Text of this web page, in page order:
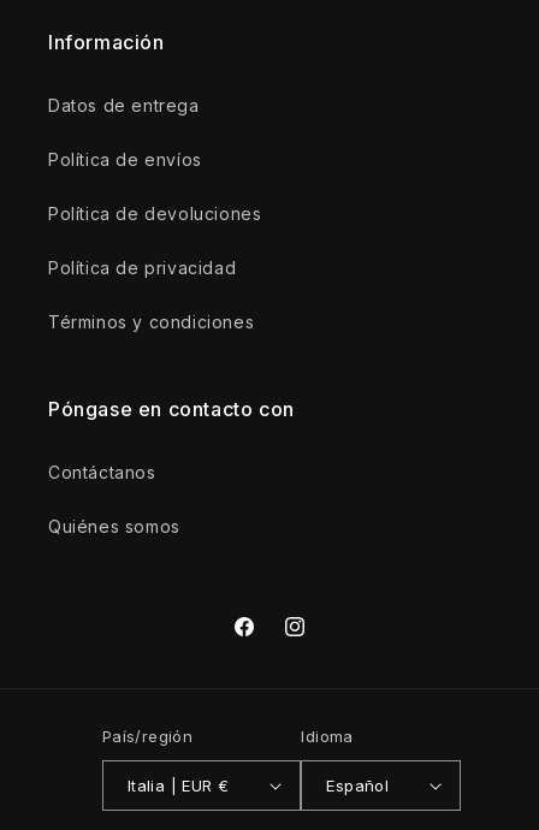
Información
Datos de entrega
Política de envíos
Política de devoluciones
Política de privacidad
Términos y condiciones
Póngase en contacto con
Contáctanos
Quiénes somos
FacebookInstagram
País/región
Italia | EUR €
Idioma
Español